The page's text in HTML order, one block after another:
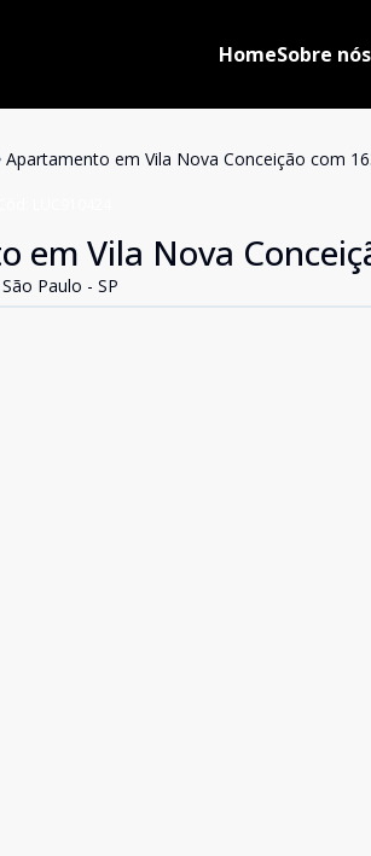
HomeSobre nós
Apartamento em Vila Nova Conceição com
em Vila Nova
Paulo - SP